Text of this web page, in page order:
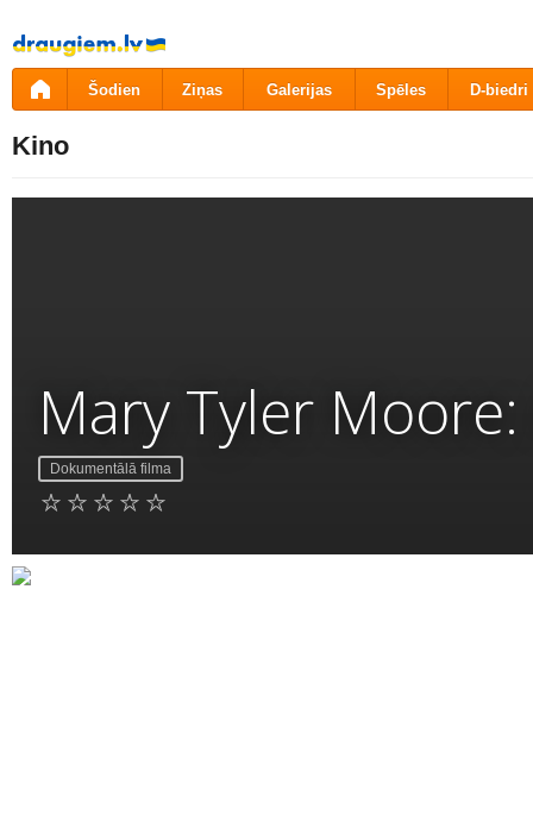
Pāriet
uz
saturu
Šodien Ziņas Galerijas Spēles D-biedri
Kino
Mary Tyler
Dokumentālā filma